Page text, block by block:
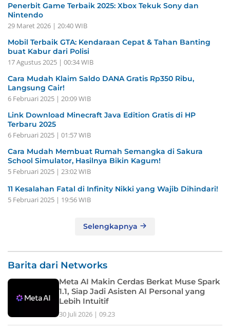
Penerbit Game Terbaik 2025: Xbox Tekuk Sony dan
Nintendo
29 Maret 2026 | 20:40 WIB
Mobil Terbaik GTA: Kendaraan Cepat & Tahan Banting
buat Kabur dari Polisi
17 Agustus 2025 | 00:34 WIB
Cara Mudah Klaim Saldo DANA Gratis Rp350 Ribu,
Langsung Cair!
6 Februari 2025 | 20:09 WIB
Link Download Minecraft Java Edition Gratis di HP
Terbaru 2025
6 Februari 2025 | 01:57 WIB
Cara Mudah Membuat Rumah Semangka di Sakura
School Simulator, Hasilnya Bikin Kagum!
5 Februari 2025 | 23:02 WIB
11 Kesalahan Fatal di Infinity Nikki yang Wajib Dihindari!
5 Februari 2025 | 19:56 WIB
Selengkapnya
Barita dari Networks
Meta AI Makin Cerdas Berkat Muse Spark
1.1, Siap Jadi Asisten AI Personal yang
Lebih Intuitif
30 Juli 2026 | 09.23